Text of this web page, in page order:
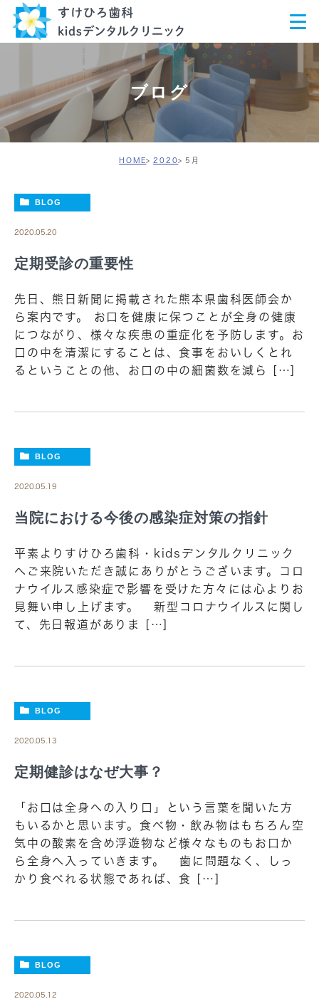
ブログ
HOME 2020 5月
BLOG
2020.05.20
定期受診の重要性
先日、熊日新聞に掲載された熊本県歯科医師会か
ら案内です。 お口を健康に保つことが全身の健康
につながり、様々な疾患の重症化を予防します。お
口の中を清潔にすることは、食事をおいしくとれ
るということの他、お口の中の細菌数を減ら […]
BLOG
2020.05.19
当院における今後の感染症対策の指針
平素よりすけひろ歯科・kidsデンタルクリニック
へご来院いただき誠にありがとうございます。コロ
ナウイルス感染症で影響を受けた方々には心よりお
見舞い申し上げます。 新型コロナウイルスに関し
て、先日報道がありま […]
BLOG
2020.05.13
定期健診はなぜ大事？
「お口は全身への入り口」という言葉を聞いた方
もいるかと思います。食べ物・飲み物はもちろん空
気中の酸素を含め浮遊物など様々なものもお口か
ら全身へ入っていきます。 歯に問題なく、しっ
かり食べれる状態であれば、食 […]
BLOG
2020.05.12